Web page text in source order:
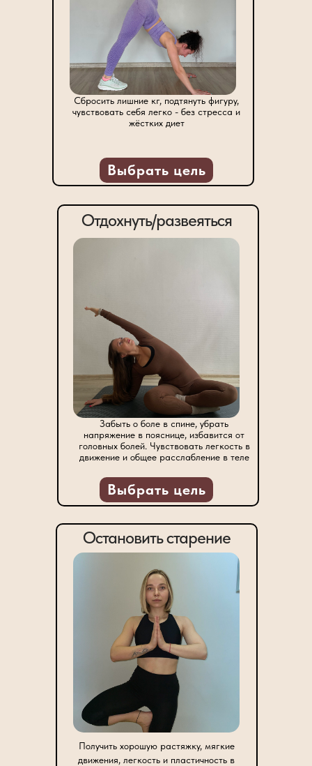
Отдохнуть/развеяться
Забыть о боле в спине, убрать
напряжение в пояснице, избавится от
головных болей. Чувствовать легкость в
движение и общее расслабление в теле
Получить хорошую растяжку, мягкие
движения, легкость и пластичность в
Остановить старение
Выбрать цель
Выбрать цель
Сбросить лишние кг, подтянуть фигуру,
чувствовать себя легко - без стресса и
жёстких диет